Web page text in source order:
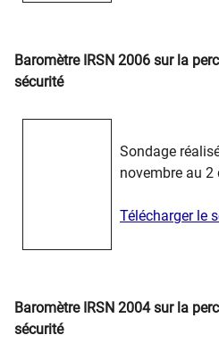
Baromètre IRSN 2006 sur la
sécurité
Sondage
novembre au 2
Télécharger le
Baromètre IRSN 2004 sur la
sécurité